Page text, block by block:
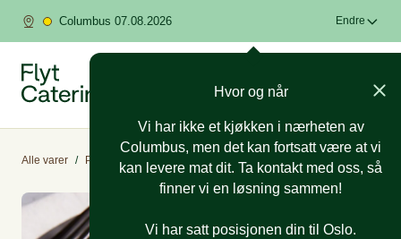
Columbus 07.08.2026 Endre
Hvor og når
Vi har ikke et kjøkken i nærheten av
Columbus, men det kan fortsatt være at vi
kan levere mat dit. Ta kontakt med oss, så
finner vi en løsning sammen!
Vi har satt posisjonen din til Oslo.
Alle varer / Påsmurt Rundstykker